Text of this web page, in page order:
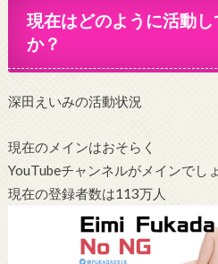
現在はどのように活動
か？
深田えいみの活動状況
現在のメインはおそらく
YouTubeチャンネルがメインでしょ
現在の登録者数は113万人